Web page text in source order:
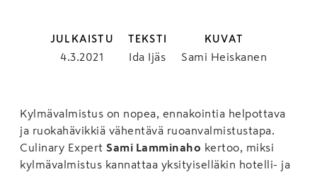
JULKAISTU
4.3.2021
TEKSTI
Ida Ijäs
KUVAT
Sami Heiskanen
Kylmävalmistus on nopea, ennakointia helpottava
ja ruokahävikkiä vähentävä ruoanvalmistustapa.
Culinary Expert Sami Lamminaho kertoo, miksi
kylmävalmistus kannattaa yksityiselläkin hotelli- ja